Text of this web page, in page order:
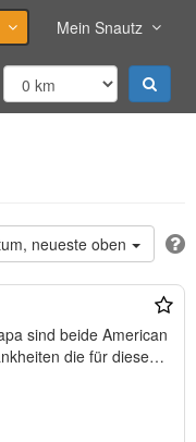
Mein Snautz
neueste oben
sind beide American
die für diese